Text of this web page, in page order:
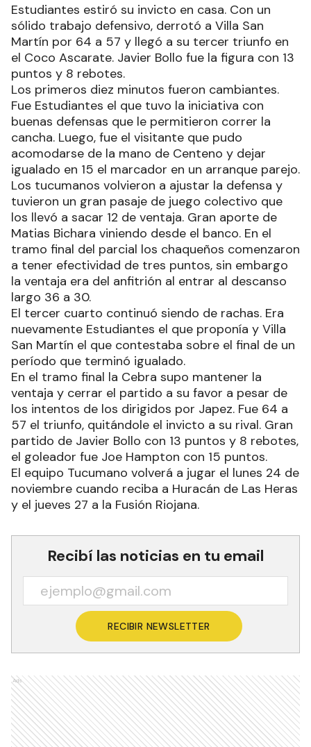
Estudiantes estiró su invicto en casa. Con un
sólido trabajo defensivo, derrotó a Villa San
Martín por 64 a 57 y llegó a su tercer triunfo en
el Coco Ascarate. Javier Bollo fue la figura con 13
puntos y 8 rebotes.
Los primeros diez minutos fueron cambiantes.
Fue Estudiantes el que tuvo la iniciativa con
buenas defensas que le permitieron correr la
cancha. Luego, fue el visitante que pudo
acomodarse de la mano de Centeno y dejar
igualado en 15 el marcador en un arranque parejo.
Los tucumanos volvieron a ajustar la defensa y
tuvieron un gran pasaje de juego colectivo que
los llevó a sacar 12 de ventaja. Gran aporte de
Matias Bichara viniendo desde el banco. En el
tramo final del parcial los chaqueños comenzaron
a tener efectividad de tres puntos, sin embargo
la ventaja era del anfitrión al entrar al descanso
largo 36 a 30.
El tercer cuarto continuó siendo de rachas. Era
nuevamente Estudiantes el que proponía y Villa
San Martín el que contestaba sobre el final de un
período que terminó igualado.
En el tramo final la Cebra supo mantener la
ventaja y cerrar el partido a su favor a pesar de
los intentos de los dirigidos por Japez. Fue 64 a
57 el triunfo, quitándole el invicto a su rival. Gran
partido de Javier Bollo con 13 puntos y 8 rebotes,
el goleador fue Joe Hampton con 15 puntos.
El equipo Tucumano volverá a jugar el lunes 24 de
noviembre cuando reciba a Huracán de Las Heras
y el jueves 27 a la Fusión Riojana.
Recibí las noticias en tu email
RECIBIR NEWSLETTER
Ads